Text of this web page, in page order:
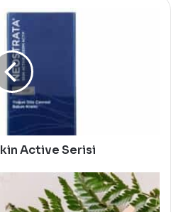
Active Serisi